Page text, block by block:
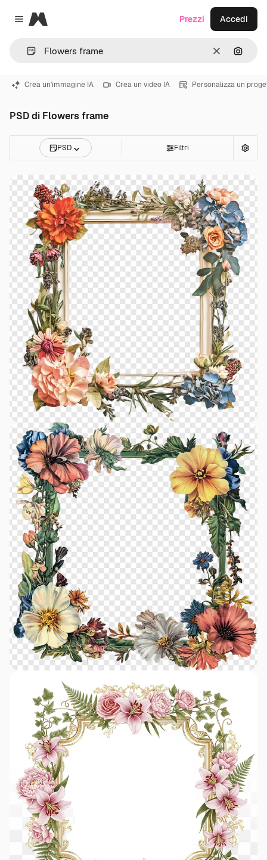
Close menu
Magnific
CancellaCerca
Prezzi Accedi
Crea un'immagine IA Crea un video IA Personalizza un
PSD di Flowers frame
PSD Filtri